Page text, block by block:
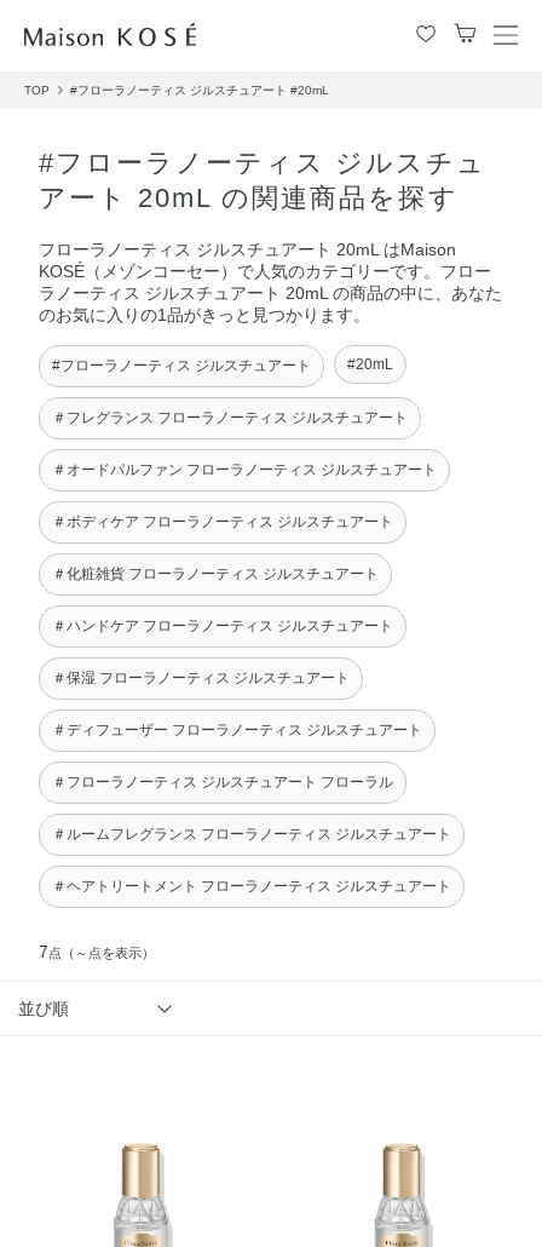
メ
TOP #フローラノーティス ジルスチュアート #20mL
#フローラノーティス ジルスチュ
アート 20mL の関連商品を探す
フローラノーティス ジルスチュアート 20mL はMaison
KOSÉ（メゾンコーセー）で人気のカテゴリーです。フロー
ラノーティス ジルスチュアート 20mL の商品の中に、あなた
のお気に入りの1品がきっと見つかります。
#フローラノーティス ジルスチュアート #20mL
＃フレグランス フローラノーティス ジルスチュアート
＃オードパルファン フローラノーティス ジルスチュアート
＃ボディケア フローラノーティス ジルスチュアート
＃化粧雑貨 フローラノーティス ジルスチュアート
＃ハンドケア フローラノーティス ジルスチュアート
＃保湿 フローラノーティス ジルスチュアート
＃ディフューザー フローラノーティス ジルスチュアート
＃フローラノーティス ジルスチュアート フローラル
＃ルームフレグランス フローラノーティス ジルスチュアート
＃ヘアトリートメント フローラノーティス ジルスチュアート
7点 （～点を表示）
並び順